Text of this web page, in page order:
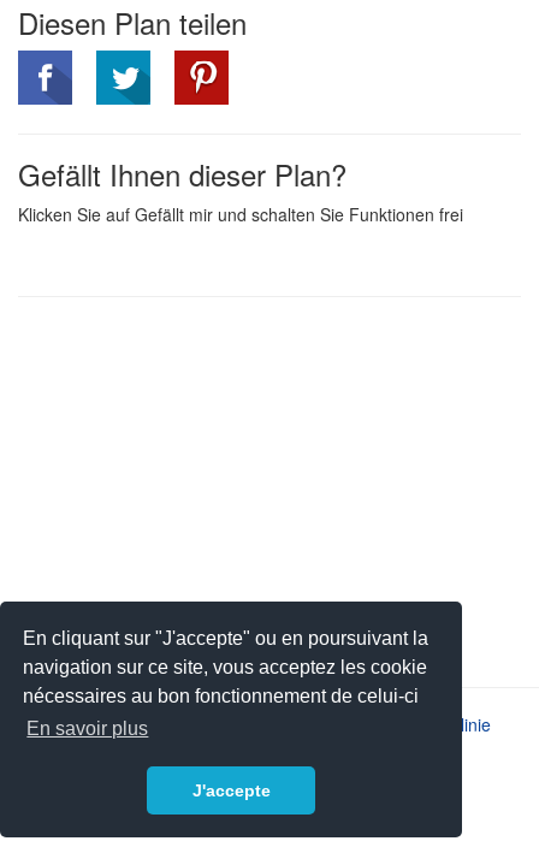
En cliquant sur "J'accepte" ou en poursuivant la
navigation sur ce site, vous acceptez les cookie
nécessaires au bon fonctionnement de celui-ci
En savoir plus
J'accepte
Diesen Plan teilen
Gefällt Ihnen dieser Plan?
Klicken Sie auf Gefällt mir und schalten Sie Funktionen frei
2026 © JSYS | Datenschutzrichtlinie